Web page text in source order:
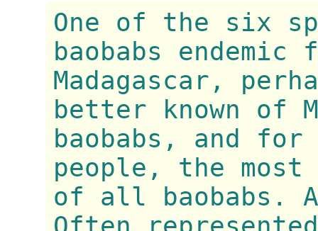
One of the six
baobabs endemic
Madagascar,
better known of
baobabs, and
people, the
of all baobabs.